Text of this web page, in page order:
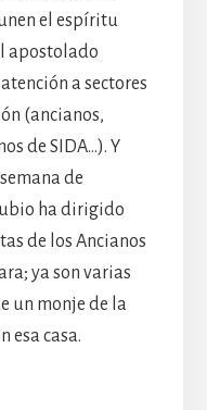
el espíritu
apostolado
a sectores
(ancianos,
de SIDA…). Y
de
ha dirigido
de los Ancianos
ya son varias
un monje de la
esa casa.